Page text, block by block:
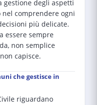
gestione degli aspetti
comprendere ogni
più delicate.
essere sempre
non semplice
capisce.
che gestisce in
riguardano